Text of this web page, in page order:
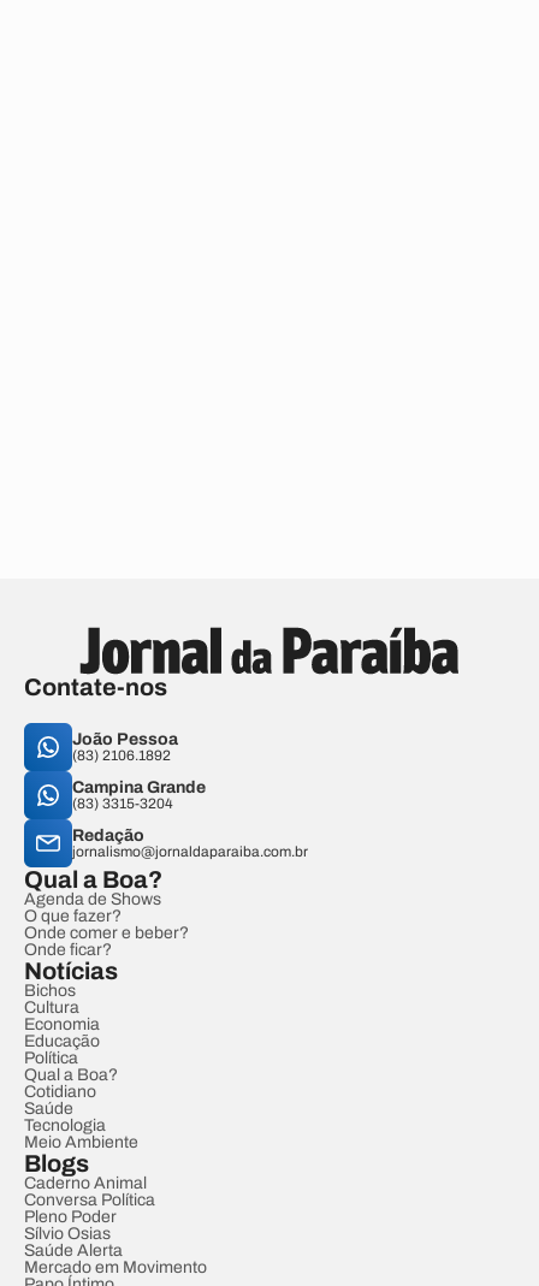
Contate-nos
João Pessoa
(83) 2106.1892
Campina Grande
(83) 3315-3204
Redação
jornalismo@jornaldaparaiba.com.br
Qual a Boa?
Agenda de Shows
O que fazer?
Onde comer e beber?
Onde ficar?
Notícias
Bichos
Cultura
Economia
Educação
Política
Qual a Boa?
Cotidiano
Saúde
Tecnologia
Meio Ambiente
Blogs
Caderno Animal
Conversa Política
Pleno Poder
Sílvio Osias
Saúde Alerta
Mercado em Movimento